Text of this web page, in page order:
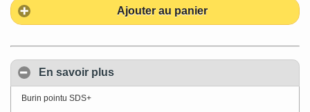
Ajouter au panier
En savoir plus
Burin pointu SDS+